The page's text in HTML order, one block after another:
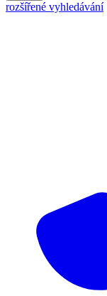
rozšířené vyhledávání